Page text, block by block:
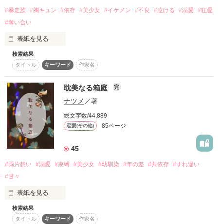
これは記憶喪失の少女と
────────────────────
珀真 理斗
───壊れかけた心を癒すのはいつだって…
「応えられなくてもいいから、 僕のそばにいて欲しい」
「デロデロに甘やかして、僕に溺れさせてあげるから」
どんなに突き放してもひたすら追いかけられ
甘くて溺れる愛をこれでもかと注がれる
「分かるまで、キスしてあげるから。早く降参すれば？」
「好き、大好きっ、瑠花の全ては僕のもの」
現在、街を脅かしている、
指名手配中の連続猟奇殺人鬼。
『ねえ、私を連れて行って』
頭がイカれていた。
自分でも分かっている。
そんなイカれた私を作ったのも、
非道に手を染めた最低なあんたを作ったのも、
全部、この荒廃した世界だ。
#暴走族 #胸キュン #依存 #美少女 #イケメン #不良 #泣ける #溺愛
#狂愛
#奪い合い
表紙を見る
私は、まるで人形。
本音を言わず、表情にすら出さず。
それが、わたしの生きる道だと思っていた。
あの子を守るためなら。
だけど、あの人たちと出会って全てが変わった。
検索結果
タイトル
キーワード 作家名
耽美なる箱庭 完
ナツメ ／著
総文字数/44,889
恋愛(その他) 85ページ
45
#両片想い #溺愛 #束縛 #美少女 #幼馴染 #年の差 #共依存 #すれ違い
#甘々
表紙を見る
検索結果
タイトル
キーワード 作家名